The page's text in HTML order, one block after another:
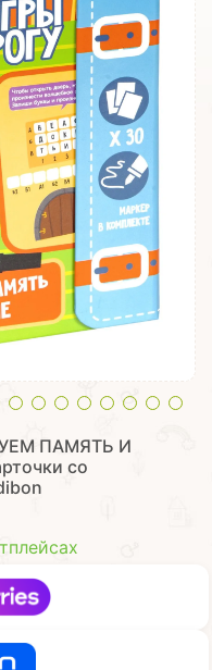
ПАМЯТЬ И
со